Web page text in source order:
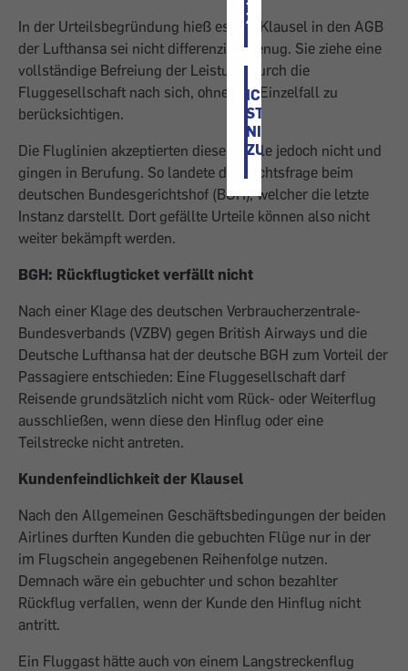
ZU
ICH
STIMME
NICHT
ZU
In der Urteilsbegründung hieß es, die Klausel in den AGB
der Lufthansa sei nicht differenziert genug. Sie ziehe eine
vollständige Befreiung der Leistung durch die
Fluggesellschaft nach sich, ohne den Einzelfall zu
berücksichtigen.
Die Fluglinien akzeptierten diese Urteile jedoch nicht und
gingen in Berufung. So landete die Rechtsfrage beim
deutschen Bundesgerichtshof (BGH), welcher die letzte
Instanz darstellt. Dort gefällte Urteile können also nicht
weiter bekämpft werden.
BGH: Rückflugticket verfällt nicht
Nach einer Klage des deutschen Verbraucherzentrale-
Bundesverbands (VZBV) gegen British Airways und die
Deutsche Lufthansa hat der deutsche BGH zum Vorteil der
Passagiere entschieden: Eine Fluggesellschaft darf
Reisende grundsätzlich nicht vom Rück- oder Weiterflug
ausschließen, wenn diese den Hinflug oder eine
Teilstrecke nicht antreten.
Kundenfeindlichkeit der Klausel
Nach den Allgemeinen Geschäftsbedingungen der beiden
Airlines durften Kunden die gebuchten Flüge nur in der
im Flugschein angegebenen Reihenfolge nutzen.
Demnach wäre ein gebuchter und schon bezahlter
Rückflug verfallen, wenn der Kunde den Hinflug nicht
antritt.
Ein Fluggast hätte auch von einem Langstreckenflug